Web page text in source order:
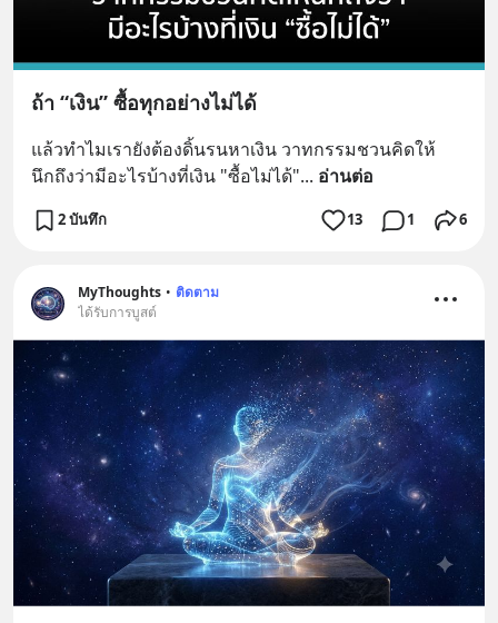
ถ้า “เงิน” ซื้อทุกอย่างไม่ได้
แล้วทำไมเรายังต้องดิ้นรนหาเงิน วาทกรรมชวนคิดให้
นึกถึงว่ามีอะไรบ้างที่เงิน "ซื้อไม่ได้"... อ่านต่อ
2 บันทึก 13 1 6
MyThoughts • ติดตาม
ได้รับการบูสต์